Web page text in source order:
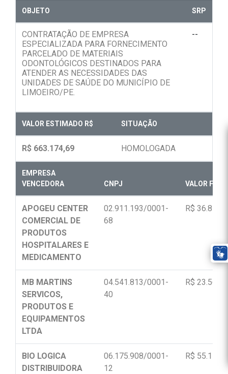
OBJETO SRP
CONTRATAÇÃO DE EMPRESA
ESPECIALIZADA PARA FORNECIMENTO
PARCELADO DE MATERIAIS
ODONTOLÓGICOS DESTINADOS PARA
ATENDER AS NECESSIDADES DAS
UNIDADES DE SAÚDE DO MUNICÍPIO DE
LIMOEIRO/PE.
--
VALOR ESTIMADO R$ SITUAÇÃO
R$ 663.174,69 HOMOLOGADA
EMPRESA
VENCEDORA
CNPJ VALOR
APOGEU CENTER
COMERCIAL DE
PRODUTOS
HOSPITALARES E
MEDICAMENTO
02.911.193/0001-
68
R$
MB MARTINS
SERVICOS,
PRODUTOS E
EQUIPAMENTOS
LTDA
04.541.813/0001-
40
R$
BIO LOGICA
DISTRIBUIDORA
06.175.908/0001-
12
R$